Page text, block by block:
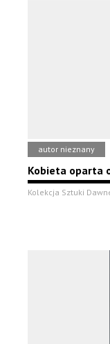
autor nieznany
Kobieta oparta
Kolekcja Sztuki